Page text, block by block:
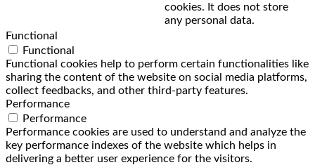
cookies. It does not store
any personal data.
Functional
Functional
Functional cookies help to perform certain functionalities like
sharing the content of the website on social media platforms,
collect feedbacks, and other third-party features.
Performance
Performance
Performance cookies are used to understand and analyze the
key performance indexes of the website which helps in
delivering a better user experience for the visitors.